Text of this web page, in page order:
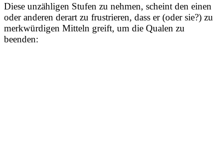
Diese unzähligen Stufen zu nehmen, scheint den einen
oder anderen derart zu frustrieren, dass er (oder sie?) zu
merkwürdigen Mitteln greift, um die Qualen zu
beenden: